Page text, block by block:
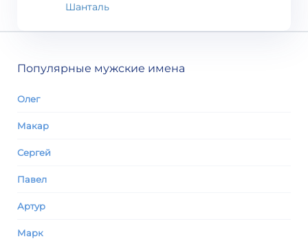
Шанталь
Популярные мужские имена
Олег
Макар
Сергей
Павел
Артур
Марк